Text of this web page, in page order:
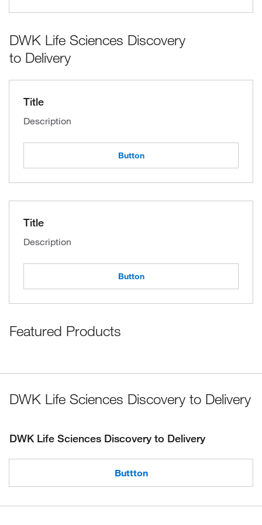
DWK Life Sciences Discovery
to Delivery
Title
Description
Button
Title
Description
Button
Featured Products
DWK Life Sciences Discovery to Delivery
DWK Life Sciences Discovery to Delivery
Buttton